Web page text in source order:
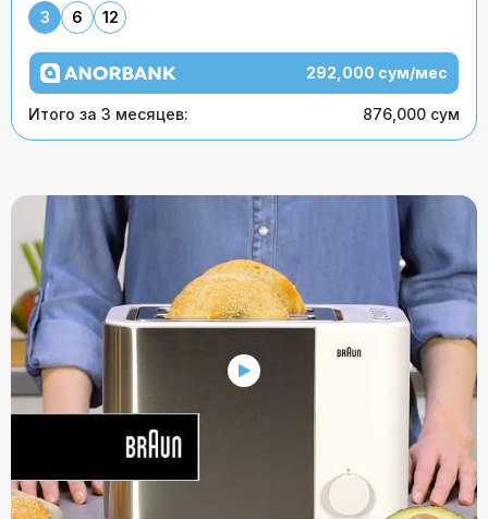
3 6 12
292,000 сум/мес
Итого за 3 месяцев: 876,000 сум